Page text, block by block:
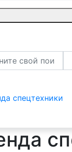
спецтехники